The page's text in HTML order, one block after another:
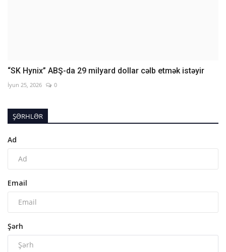
“SK Hynix” ABŞ-da 29 milyard dollar cəlb etmək istəyir
İyun 25, 2026 0
ŞƏRHLƏR
Ad
Email
Şərh